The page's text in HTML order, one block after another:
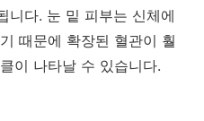
니다. 눈 밑 피부는 신체에
때문에 확장된 혈관이 훨
이 나타날 수 있습니다.